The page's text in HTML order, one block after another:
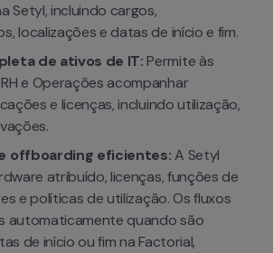
Setyl, incluindo cargos,
localizações e datas de início e fim.
de ativos de IT: Permite às
e Operações acompanhar
e licenças, incluindo utilização,
offboarding eficientes: A Setyl
atribuído, licenças, funções de
e políticas de utilização. Os fluxos
automaticamente quando são
de início ou fim na Factorial,